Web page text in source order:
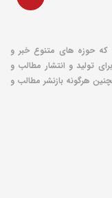
که حوزه های متنوع خبر و
تولید و انتشار مطالب و
هرگونه بازنشر مطالب و